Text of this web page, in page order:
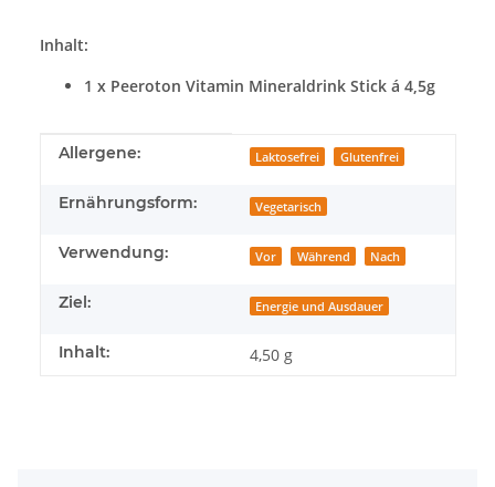
Inhalt:
1 x Peeroton Vitamin Mineraldrink Stick á 4,5g
Produkteigenschaft
Wert
Allergene: Laktosefrei Glutenfrei
Ernährungsform: Vegetarisch
Verwendung: Vor Während Nach
Ziel: Energie und Ausdauer
Inhalt: 4,50 g